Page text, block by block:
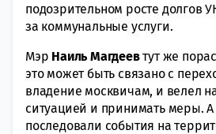
подозрительном росте долгов
за коммунальные услуги.
Мэр Наиль Магдеевтут же
это может быть связано с
владение москвичам, и велел
ситуацией и принимать меры. А
последовали события на